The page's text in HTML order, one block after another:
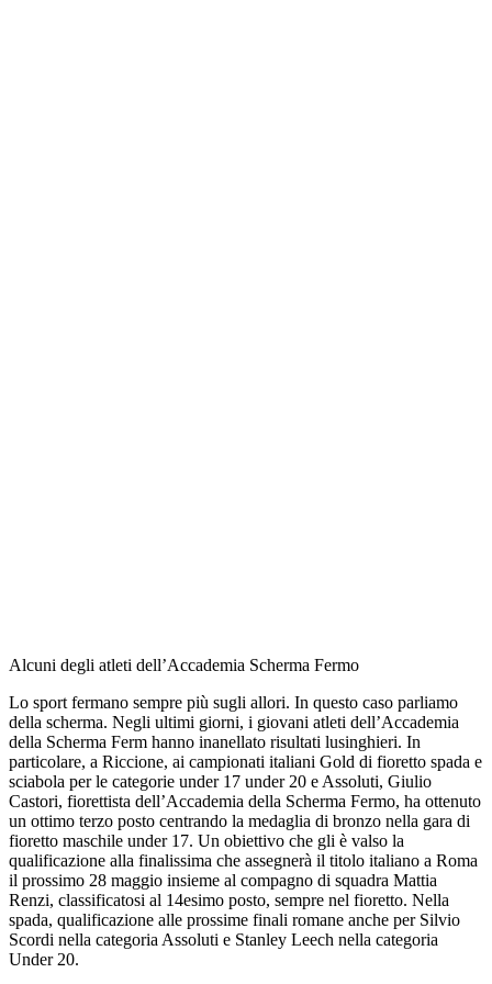
Alcuni degli atleti dell’Accademia Scherma Fermo
Lo sport fermano sempre più sugli allori. In questo caso parliamo
della scherma. Negli ultimi giorni, i giovani atleti dell’Accademia
della Scherma Ferm hanno inanellato risultati lusinghieri. In
particolare, a Riccione, ai campionati italiani Gold di fioretto spada e
sciabola per le categorie under 17 under 20 e Assoluti, Giulio
Castori, fiorettista dell’Accademia della Scherma Fermo, ha ottenuto
un ottimo terzo posto centrando la medaglia di bronzo nella gara di
fioretto maschile under 17. Un obiettivo che gli è valso la
qualificazione alla finalissima che assegnerà il titolo italiano a Roma
il prossimo 28 maggio insieme al compagno di squadra Mattia
Renzi, classificatosi al 14esimo posto, sempre nel fioretto. Nella
spada, qualificazione alle prossime finali romane anche per Silvio
Scordi nella categoria Assoluti e Stanley Leech nella categoria
Under 20.